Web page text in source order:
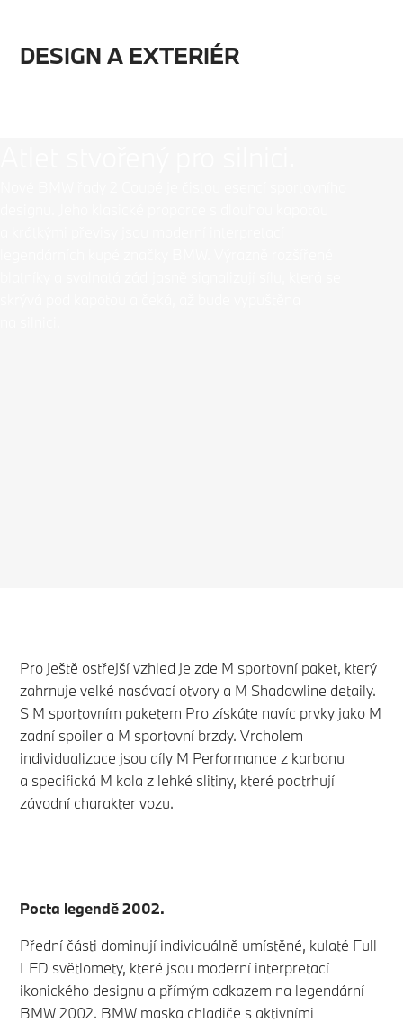
DESIGN A EXTERIÉR
Pro ještě ostřejší vzhled je zde M sportovní paket, který
zahrnuje velké nasávací otvory a M Shadowline detaily.
S M sportovním paketem Pro získáte navíc prvky jako M
zadní spoiler a M sportovní brzdy. Vrcholem
individualizace jsou díly M Performance z karbonu
a specifická M kola z lehké slitiny, které podtrhují
závodní charakter vozu.
Pocta legendě 2002.
Přední části dominují individuálně umístěné, kulaté Full
LED světlomety, které jsou moderní interpretací
ikonického designu a přímým odkazem na legendární
BMW 2002. BMW maska chladiče s aktivními